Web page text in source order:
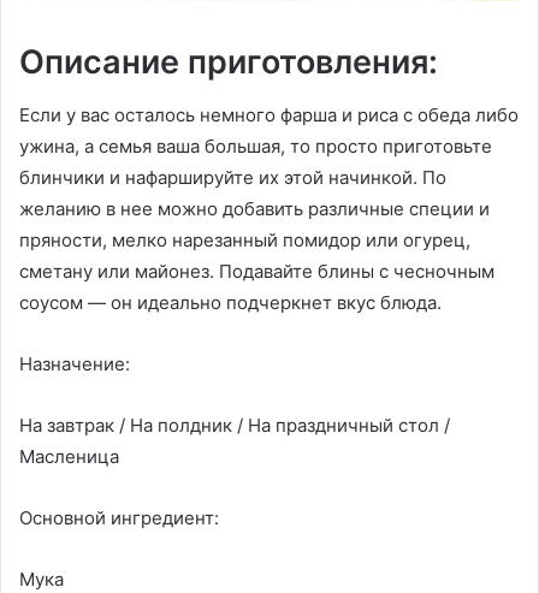
Описание приготовления:
Если у вас осталось немного фарша и риса с обеда либо
ужина, а семья ваша большая, то просто приготовьте
блинчики и нафаршируйте их этой начинкой. По
желанию в нее можно добавить различные специи и
пряности, мелко нарезанный помидор или огурец,
сметану или майонез. Подавайте блины с чесночным
соусом — он идеально подчеркнет вкус блюда.
Назначение:
На завтрак / На полдник / На праздничный стол /
Масленица
Основной ингредиент:
Мука